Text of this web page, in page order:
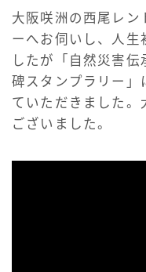
大阪咲洲の西尾レン
ーへお伺いし、人生
したが「自然災害
碑スタンプラリー」
ていただきました。
ございました。